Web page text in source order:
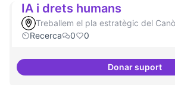
IA i drets humans
Treballem el pla estratègic del
Recerca
0 0
Donar suport
IA i drets